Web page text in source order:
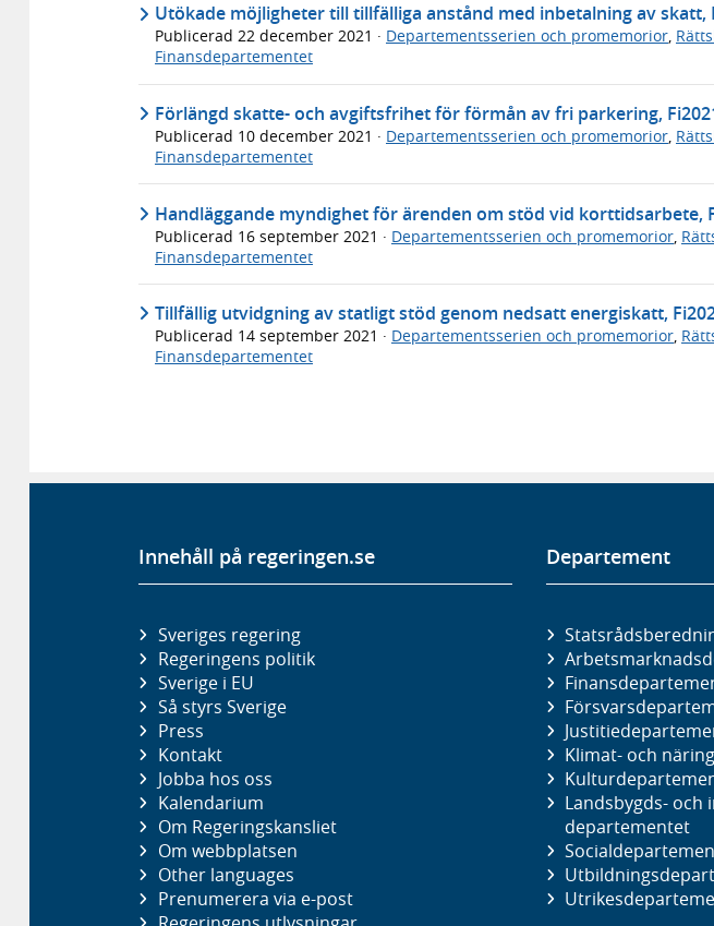
Utökade möjligheter till tillfälliga anstånd med inbetalning av skatt,
Publicerad 22 december 2021 · Departementsserien och promemorior,
Finansdepartementet
Förlängd skatte- och avgiftsfrihet för förmån av fri parkering,
Publicerad 10 december 2021 · Departementsserien och promemorior,
Finansdepartementet
Handläggande myndighet för ärenden om stöd vid korttidsarbete,
Publicerad 16 september 2021 · Departementsserien och promemorior
Finansdepartementet
Tillfällig utvidgning av statligt stöd genom nedsatt energiskatt,
Publicerad 14 september 2021 · Departementsserien och promemorior,
Finansdepartementet
Innehåll på regeringen.se
Sveriges regering
Regeringens politik
Sverige i EU
Så styrs Sverige
Press
Kontakt
Jobba hos oss
Kalendarium
Om Regeringskansliet
Om webbplatsen
Other languages
Prenumerera via e-post
Departement
Klimat- och
Landsbygds-
departementet